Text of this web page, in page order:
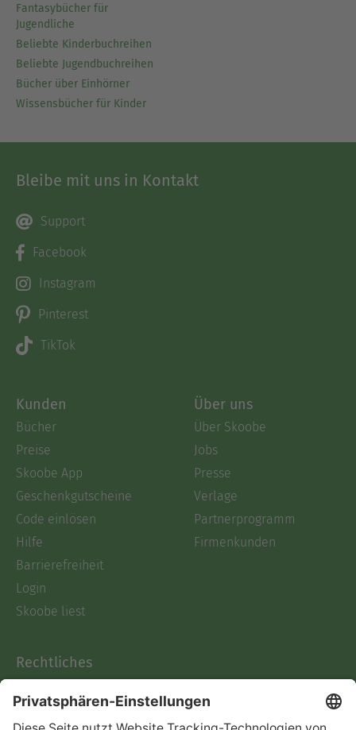
Fantasybücher für
Jugendliche
Beliebte Kinderbuchreihen
Beliebte Jugendbuchreihen
Bücher über Einhörner
Wissensbücher für Kinder
Bleibe mit uns in Kontakt
Support
Facebook
Instagram
Pinterest
TikTok
Kunden
Bücher
Preise
Skoobe App
Geschenkgutscheine
Code einlösen
Hilfe
Barrierefreiheit
Login
Skoobe liest
Über uns
Über Skoobe
Jobs
Presse
Verlage
Partnerprogramm
Firmenkunden
Rechtliches
AGB